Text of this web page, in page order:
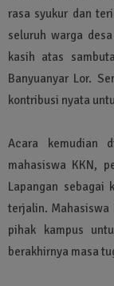
rasa syukur dan
seluruh warga
kasih atas
Banyuanyar Lor.
kontribusi nyata
Acara kemudian
mahasiswa KKN,
Lapangan sebagai
terjalin. Mahasiswa
pihak kampus
berakhirnya masa